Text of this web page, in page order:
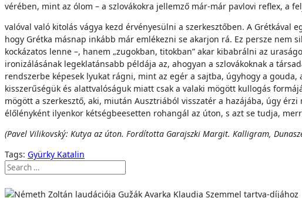
vérében, mint az ólom – a szlovákokra jellemző már-már pavlovi reflex, a
valóval való kitolás vágya kezd érvényesülni a szerkesztőben. A
hogy Grétka másnap inkább már emlékezni se akarjon rá. Ez persze nem
kockázatos lenne –, hanem „zugokban, titokban” akar kibabrálni az
ironizálásának legeklatánsabb példája az, ahogyan a szlovákoknak a
rendszerbe képesek lyukat rágni, mint az egér a sajtba, úgyhogy a
kisszerűségük és alattvalóságuk miatt csak a valaki mögött kullogás
mögött a szerkesztő, aki, miután Ausztriából visszatér a hazájába, úgy
élőlényként ilyenkor kétségbeesetten rohangál az úton, s azt se tudja,
(Pavel Vilikovský: Kutya az úton. Fordította Garajszki Margit. Kalligram,
Tags: Gyürky Katalin